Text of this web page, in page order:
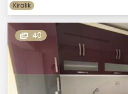
Kiralık
40